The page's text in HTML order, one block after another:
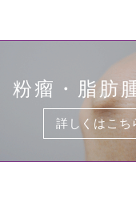
粉瘤・脂肪
詳しくはこち